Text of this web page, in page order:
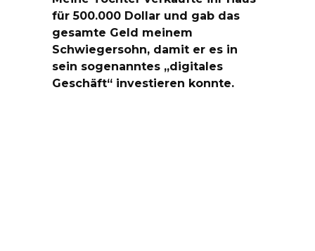
für 500.000 Dollar und gab das
gesamte Geld meinem
Schwiegersohn, damit er es in
sein sogenanntes „digitales
Geschäft“ investieren konnte.